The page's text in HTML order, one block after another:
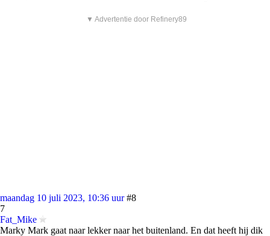
▼ Advertentie door Refinery89
maandag 10 juli 2023, 10:36 uur #8
7
Fat_Mike
Marky Mark gaat naar lekker naar het buitenland. En dat heeft hij dik